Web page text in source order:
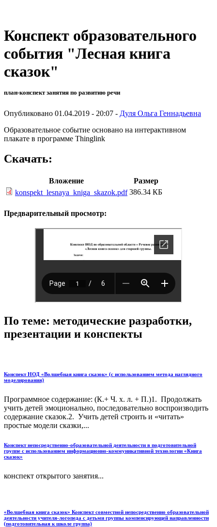
Конспект образовательного
события "Лесная книга
сказок"
план-конспект занятия по развитию речи
Опубликовано 01.04.2019 - 20:07 - Дуля Ольга Геннадьевна
Образовательное событие основано на интерактивном
плакате в программе Thinglink
Скачать:
Вложение
Размер
konspekt_lesnaya_kniga_skazok.pdf 386.34 КБ
Предварительный просмотр:
По теме: методические разработки,
презентации и конспекты
Конспект НОД «Волшебная книга сказок» (с использованием метода наглядного
моделирования)
Программное содержание: (К.+ Ч. х. л. + П.)1. Продолжать
учить детей эмоционально, последовательно воспроизводить
содержание сказок.2. Учить детей строить и «читать»
простые модели сказки,...
Конспект непосредственно-образовательной деятельности в подготовительной
группе с использованием информационно-коммуникативной технологии «Книга
сказок»
конспект открытого занятия...
«Волшебная книга сказок» Конспект совместной непосредственно образовательной
деятельности учителя-логопеда с детьми группы компенсирующей направленности
(подготовительная к школе группа)